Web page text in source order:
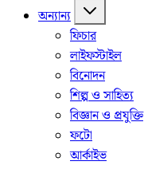
অন্যান্য
ফিচার
লাইফস্টাইল
বিনোদন
শিল্প ও সাহিত্য
বিজ্ঞান ও প্রযুক্তি
ফটো
আর্কাইভ